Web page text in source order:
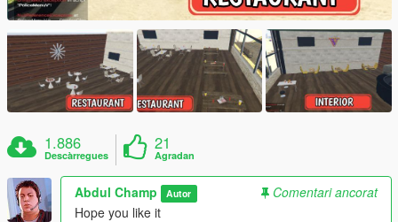
1.886
Descàrregues
21
Agradan
Abdul Champ Autor
Comentari ancorat
Hope you like it